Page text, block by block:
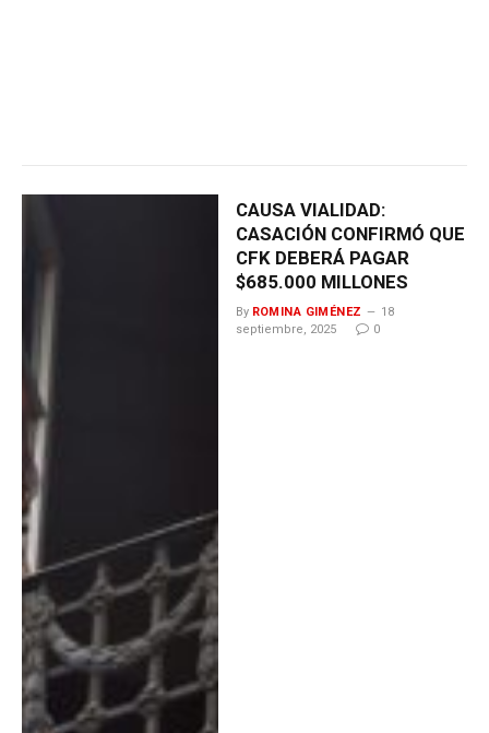
CAUSA VIALIDAD:
CASACIÓN CONFIRMÓ QUE
CFK DEBERÁ PAGAR
$685.000 MILLONES
By ROMINA GIMÉNEZ
18
septiembre, 2025
0